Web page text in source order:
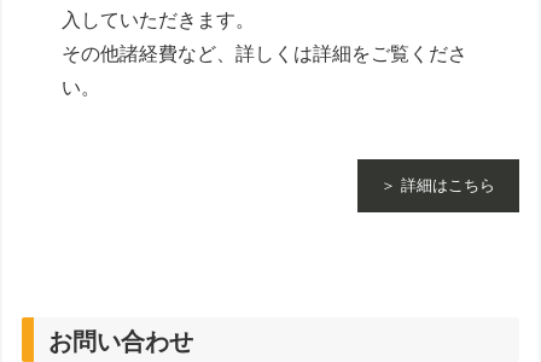
入していただきます。
その他諸経費など、詳しくは詳細をご覧くださ
い。
＞ 詳細はこちら
お問い合わせ